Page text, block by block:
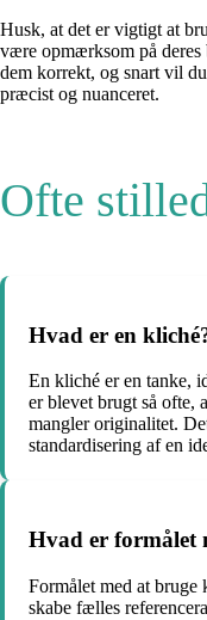
Husk, at det er vigtigt at
være opmærksom på
dem korrekt, og snart vil
præcist og nuanceret.
Ofte
Hvad er en
En kliché er en tanke,
er blevet brugt så ofte,
mangler originalitet.
standardisering af en
Hvad er formålet
Formålet med at bruge
skabe fælles